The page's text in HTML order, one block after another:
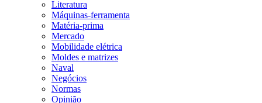
Literatura
Máquinas-ferramenta
Matéria-prima
Mercado
Mobilidade elétrica
Moldes e matrizes
Naval
Negócios
Normas
Opinião